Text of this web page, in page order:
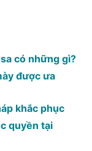
có những gì?
được ưa
khắc phục
quyền tại